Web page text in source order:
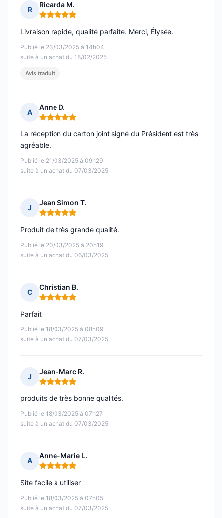
R
Ricarda M.
Note : 5 sur 5
Publié le 23/03/2025 à 14h04
suite à un achat du 18/02/2025
Livraison rapide, qualité parfaite. Merci, Élysée.
Avis traduit
A
Anne D.
Note : 5 sur 5
Publié le 21/03/2025 à 09h29
suite à un achat du 07/03/2025
La réception du carton joint signé du Président est très
agréable.
J
Jean Simon T.
Note : 5 sur 5
Publié le 20/03/2025 à 20h19
suite à un achat du 06/03/2025
Produit de très grande qualité.
C
Christian B.
Note : 5 sur 5
Publié le 18/03/2025 à 08h09
suite à un achat du 07/03/2025
Parfait
J
Jean-Marc R.
Note : 5 sur 5
Publié le 18/03/2025 à 07h27
suite à un achat du 07/03/2025
produits de très bonne qualités.
A
Anne-Marie L.
Note : 5 sur 5
Publié le 18/03/2025 à 07h05
suite à un achat du 07/03/2025
Site facile à utiliser